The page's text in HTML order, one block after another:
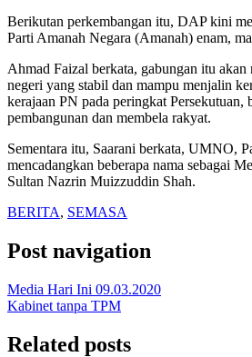
Berikutan perkembangan itu, DAP kini
Parti Amanah Negara (Amanah) enam,
Ahmad Faizal berkata, gabungan itu akan
negeri yang stabil dan mampu menjalin
kerajaan PN pada peringkat Persekutuan,
pembangunan dan membela rakyat.
Sementara itu, Saarani berkata, UMNO,
mencadangkan beberapa nama sebagai
Sultan Nazrin Muizzuddin Shah.
BERITA, SEMASA
Post navigation
Media Hari Ini 09.03.2020
Kabinet tanpa TPM
Related posts